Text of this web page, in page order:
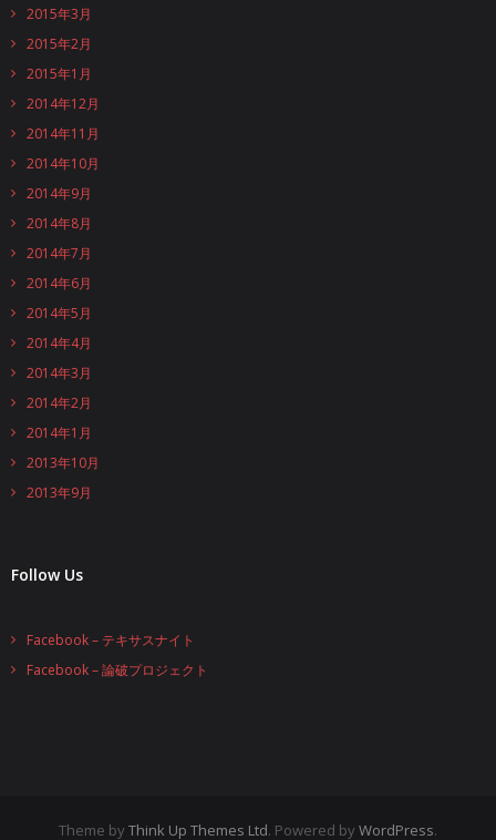
2015年3月
2015年2月
2015年1月
2014年12月
2014年11月
2014年10月
2014年9月
2014年8月
2014年7月
2014年6月
2014年5月
2014年4月
2014年3月
2014年2月
2014年1月
2013年10月
2013年9月
Follow Us
Facebook – テキサスナイト
Facebook – 論破プロジェクト
Theme by Think Up Themes Ltd. Powered by WordPress.